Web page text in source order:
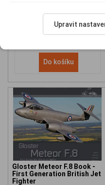
613 Kč/ ks
Do košíku
Gloster Meteor F.8 Book -
First Generation British Jet
Fighter
Upravit